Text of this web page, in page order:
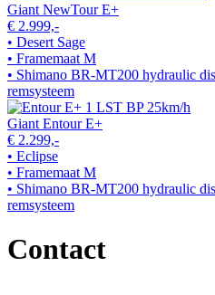
Giant NewTour E+
€ 2.999,-
• Desert Sage
• Framemaat M
• Shimano BR-MT200 hydraulic
remsysteem
Giant Entour E+
€ 2.299,-
• Eclipse
• Framemaat M
• Shimano BR-MT200 hydraulic
remsysteem
Contact